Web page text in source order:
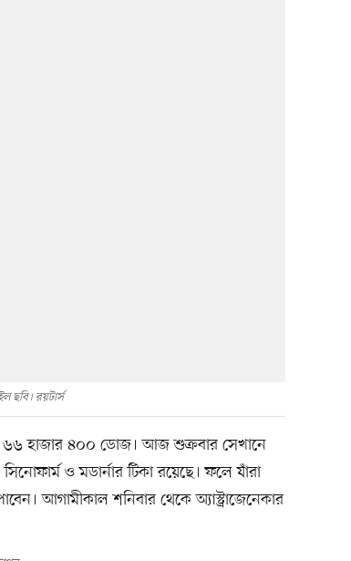
ছবি। রয়টার্স
৬৬ হাজার ৪০০ ডোজ। আজ শুক্রবার সেখানে
ও মডার্নার টিকা রয়েছে। ফলে যাঁরা
আগামীকাল শনিবার থেকে অ্যাস্ট্রাজেনেকার